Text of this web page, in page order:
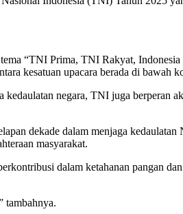
“TNI Prima, TNI Rakyat,
kesatuan upacara berada di bawah
negara, TNI juga berperan
dekade dalam menjaga
masyarakat.
dalam ketahanan pangan
tambahnya.